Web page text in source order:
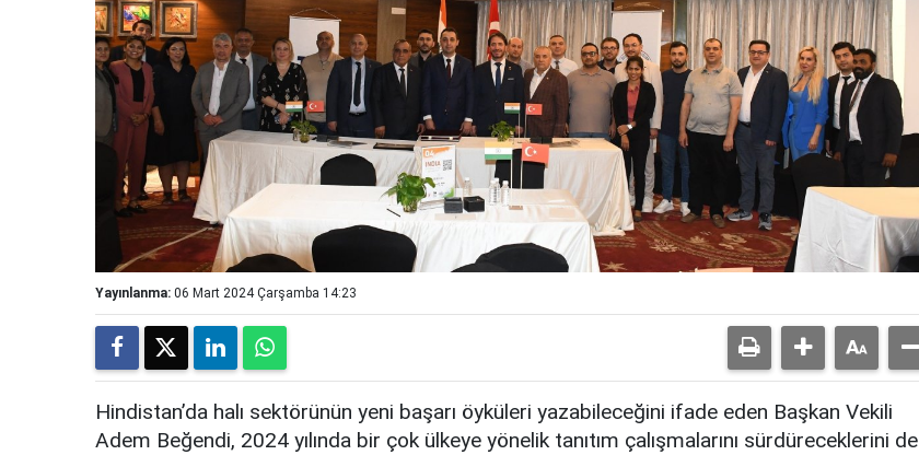
Yayınlanma: 06 Mart 2024 Çarşamba 14:23
Hindistan’da halı sektörünün yeni başarı öyküleri yazabileceğini ifade eden Başkan Vekili
Adem Beğendi, 2024 yılında bir çok ülkeye yönelik tanıtım çalışmalarını sürdüreceklerini de